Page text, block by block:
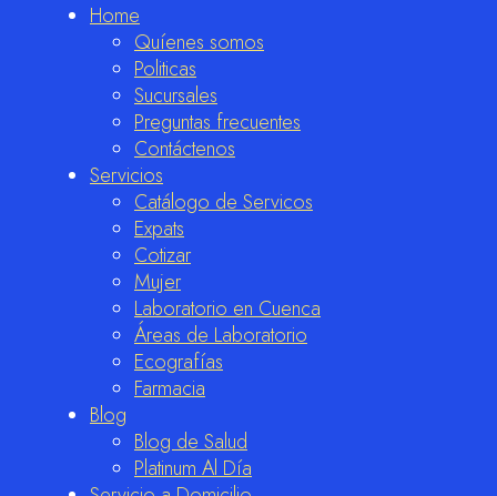
Home
Quíenes somos
Politicas
Sucursales
Preguntas frecuentes
Contáctenos
Servicios
Catálogo de Servicos
Expats
Cotizar
Mujer
Laboratorio en Cuenca
Áreas de Laboratorio
Ecografías
Farmacia
Blog
Blog de Salud
Platinum Al Día